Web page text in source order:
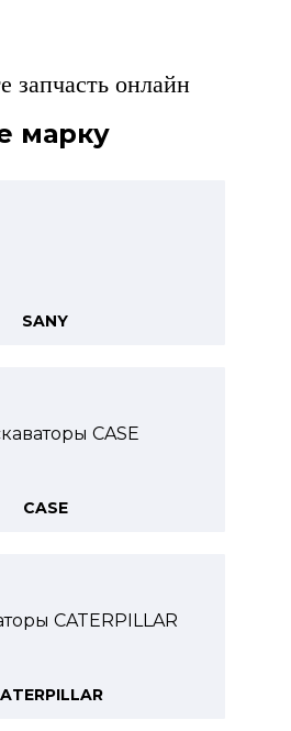
запчасть онлайн
марку
SANY
CASE